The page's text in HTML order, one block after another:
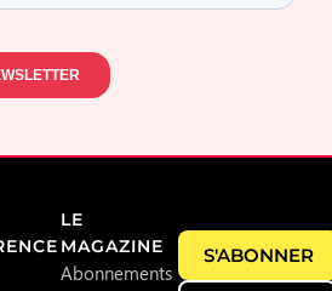
LE
MAGAZINE
Abonnements
S'ABONNER